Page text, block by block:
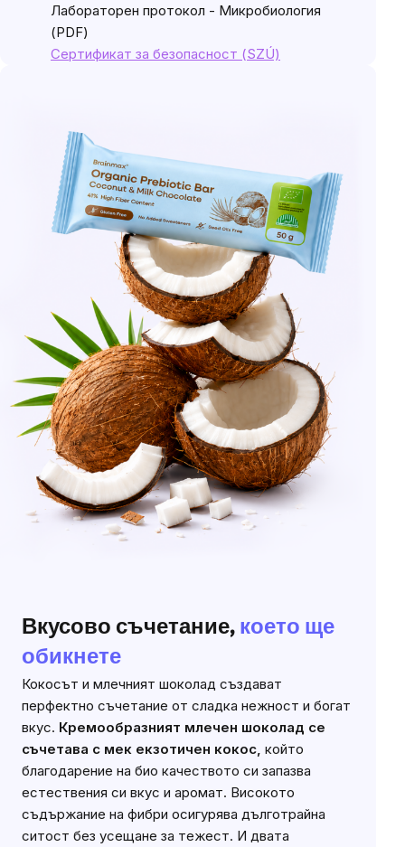
Лабораторен протокол - Микробиология
(PDF)
Сертификат за безопасност (SZÚ)
Вкусово съчетание, което ще
обикнете
Кокосът и млечният шоколад създават
перфектно съчетание от сладка нежност и богат
вкус. Кремообразният млечен шоколад се
съчетава с мек екзотичен кокос, който
благодарение на био качеството си запазва
естествения си вкус и аромат. Високото
съдържание на фибри осигурява дълготрайна
ситост без усещане за тежест. И двата